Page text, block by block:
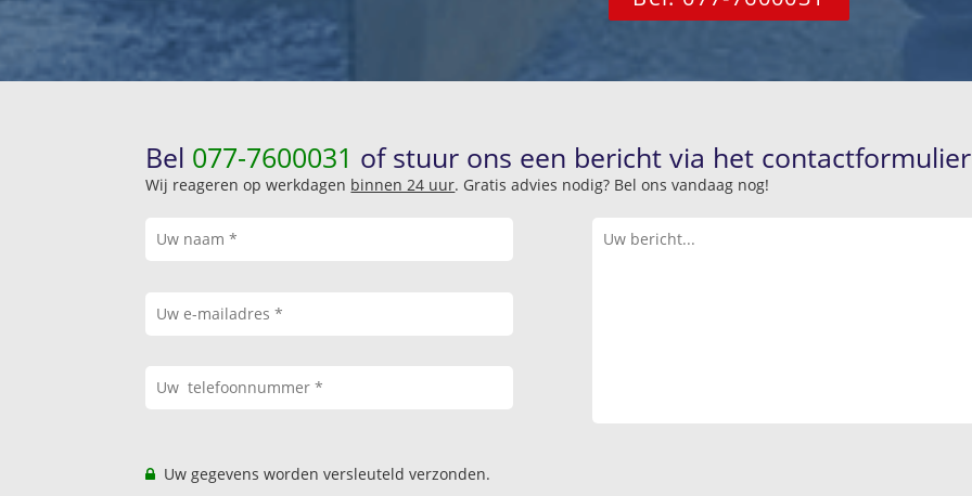
Bel 077-7600031 of stuur ons een bericht via het
Wij reageren op werkdagen binnen 24 uur. Gratis advies nodig? Bel ons vandaag nog!
Uw gegevens worden versleuteld verzonden.